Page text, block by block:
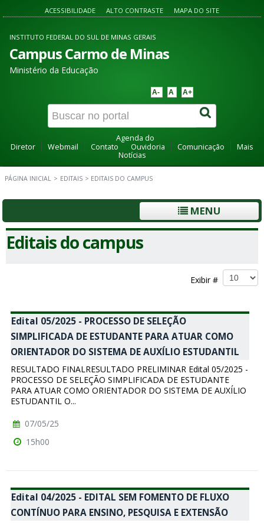
ACESSIBILIDADE ALTO CONTRASTE MAPA DO SITE
INSTITUTO FEDERAL DO SUL DE MINAS GERAIS
Campus Carmo de Minas
Ministério da Educação
A- A A+
Agenda do
Diretor
Webmail Contato Ouvidoria Comunicação
Mais
Notícias
PÁGINA INICIAL > EDITAIS > EDITAIS DO CAMPUS
MENU
Editais do campus
Exibir #
Edital 05/2025 - PROCESSO DE SELEÇÃO
SIMPLIFICADA DE ESTUDANTE PARA ATUAR COMO
ORIENTADOR DO SISTEMA DE AUXÍLIO ESTUDANTIL
RESULTADO FINALRESULTADO PRELIMINAR Edital 05/2025 -
PROCESSO DE SELEÇÃO SIMPLIFICADA DE ESTUDANTE
PARA ATUAR COMO ORIENTADOR DO SISTEMA DE AUXÍLIO
ESTUDANTIL O...
07/05/25
15h00
Edital 04/2025 - EDITAL SEM FOMENTO DE FLUXO
CONTÍNUO PARA ENSINO, PESQUISA E EXTENSÃO